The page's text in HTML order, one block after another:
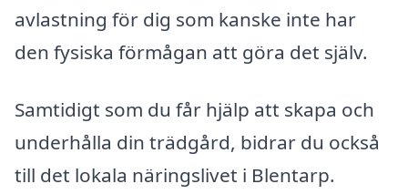
avlastning för dig som kanske inte har
den fysiska förmågan att göra det själv.
Samtidigt som du får hjälp att skapa och
underhålla din trädgård, bidrar du också
till det lokala näringslivet i Blentarp.